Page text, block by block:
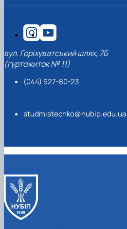
вул. Горіхуватський шлях, 7Б
(гуртожиток № 11)
(044) 527-80-23
studmistechko@nubip.edu.ua